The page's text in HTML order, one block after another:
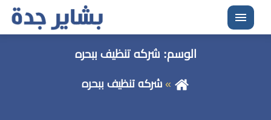
القائمة
الوسم: شركه تنظيف ببحره
شركه تنظيف ببحره